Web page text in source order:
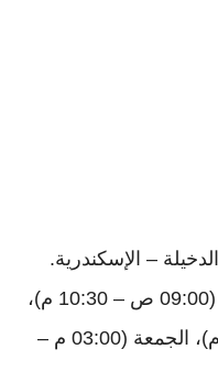
– الإسكندرية.
⏰ المواعيد: السبت – الأربعاء (09:00 ص – 10:30 م)،
الخميس (09:00 ص – 11:30 م)، الجمعة (03:00 م –